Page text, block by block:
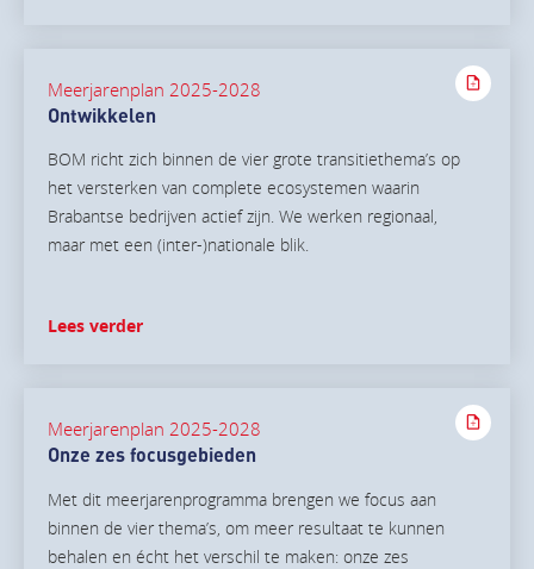
Meerjarenplan 2025-2028
Ontwikkelen
BOM richt zich binnen de vier grote transitiethema’s op
het versterken van complete ecosystemen waarin
Brabantse bedrijven actief zijn. We werken regionaal,
maar met een (inter-)nationale blik.
Lees verder
Meerjarenplan 2025-2028
Onze zes focusgebieden
Met dit meerjarenprogramma brengen we focus aan
binnen de vier thema’s, om meer resultaat te kunnen
behalen en écht het verschil te maken: onze zes